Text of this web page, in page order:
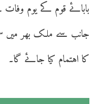
بابائے قوم کے یوم
جانب سے ملک بھر میں
کا اہتمام کیا جائے گا۔